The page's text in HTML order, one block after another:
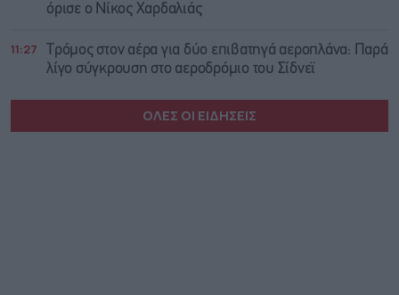
όρισε ο Νίκος Χαρδαλιάς
11:27
Τρόμος στον αέρα για δύο επιβατηγά αεροπλάνα: Παρά
λίγο σύγκρουση στο αεροδρόμιο του Σίδνεϊ
ΟΛΕΣ ΟΙ ΕΙΔΗΣΕΙΣ